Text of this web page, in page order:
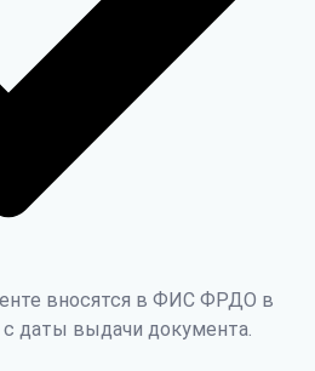
вносятся в ФИС ФРДО в
с даты выдачи документа.